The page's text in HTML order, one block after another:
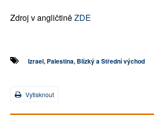
Zdroj v angličtiněZDE
Izrael, Palestina, Blízký a Střední východ
Vytisknout